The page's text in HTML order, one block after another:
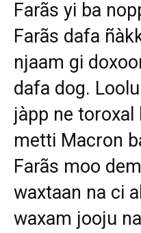
Farãs yi ba
Farãs dafa
njaam gi
dafa dog.
jàpp ne toroxal
metti Macron
Farãs moo
waxtaan na ci
waxam jooju